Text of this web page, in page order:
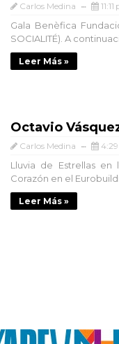
Carlos Medina
Gala Benèfica
SOCIALITÉ). A
Leer Más »
Octavio
Carlos Medina
Lluvia de Estrellas
Corazón en el
Leer Más »